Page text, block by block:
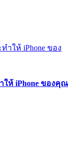
ให้ iPhone ของคุณ